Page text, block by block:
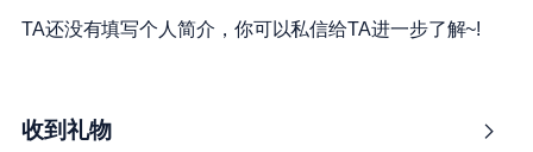
TA还没有填写个人简介，你可以私信给TA进一步了解~!
收到礼物